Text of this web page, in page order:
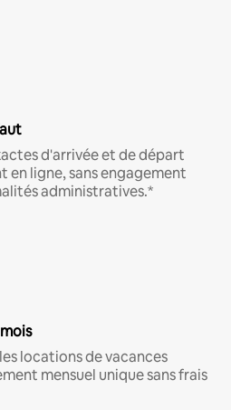
d'arrivée et de départ
en ligne, sans engagement
administratives.*
locations de vacances
mensuel unique sans frais